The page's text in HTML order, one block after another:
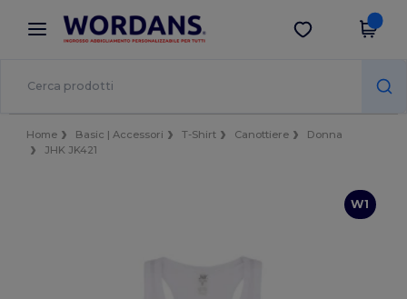
× App Wordans
Prezzi migliori sull'app!
Scarica app
Home Basic | Accessori T-Shirt Canottiere
Donna
JHK JK421
W1